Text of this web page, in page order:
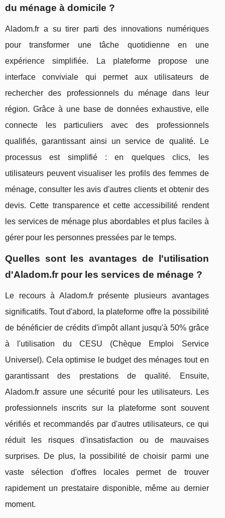
du ménage à domicile ?
Aladom.fr a su tirer parti des innovations numériques
pour transformer une tâche quotidienne en une
expérience simplifiée. La plateforme propose une
interface conviviale qui permet aux utilisateurs de
rechercher des professionnels du ménage dans leur
région. Grâce à une base de données exhaustive, elle
connecte les particuliers avec des professionnels
qualifiés, garantissant ainsi un service de qualité. Le
processus est simplifié : en quelques clics, les
utilisateurs peuvent visualiser les profils des femmes de
ménage, consulter les avis d'autres clients et obtenir des
devis. Cette transparence et cette accessibilité rendent
les services de ménage plus abordables et plus faciles à
gérer pour les personnes pressées par le temps.
Quelles sont les avantages de l'utilisation
d'Aladom.fr pour les services de ménage ?
Le recours à Aladom.fr présente plusieurs avantages
significatifs. Tout d'abord, la plateforme offre la possibilité
de bénéficier de crédits d'impôt allant jusqu'à 50% grâce
à l'utilisation du CESU (Chèque Emploi Service
Universel). Cela optimise le budget des ménages tout en
garantissant des prestations de qualité. Ensuite,
Aladom.fr assure une sécurité pour les utilisateurs. Les
professionnels inscrits sur la plateforme sont souvent
vérifiés et recommandés par d'autres utilisateurs, ce qui
réduit les risques d'insatisfaction ou de mauvaises
surprises. De plus, la possibilité de choisir parmi une
vaste sélection d'offres locales permet de trouver
rapidement un prestataire disponible, même au dernier
moment.